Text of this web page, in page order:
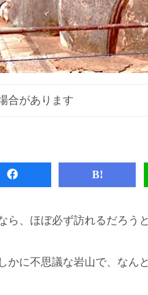
合があります
B!
ら、ほぼ必ず訪れるだろう
かに不思議な岩山で、なん